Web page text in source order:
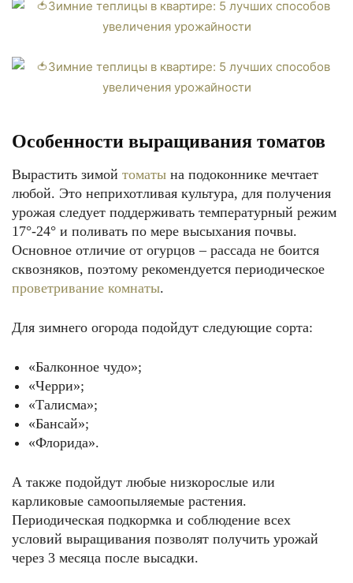
Особенности выращивания томатов
Вырастить зимой томаты на подоконнике мечтает
любой. Это неприхотливая культура, для получения
урожая следует поддерживать температурный режим
17°-24° и поливать по мере высыхания почвы.
Основное отличие от огурцов – рассада не боится
сквозняков, поэтому рекомендуется периодическое
проветривание комнаты.
Для зимнего огорода подойдут следующие сорта:
«Балконное чудо»;
«Черри»;
«Талисма»;
«Бансай»;
«Флорида».
А также подойдут любые низкорослые или
карликовые самоопыляемые растения.
Периодическая подкормка и соблюдение всех
условий выращивания позволят получить урожай
через 3 месяца после высадки.